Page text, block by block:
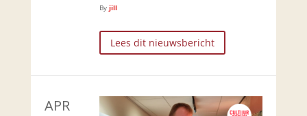
By jill
Lees dit nieuwsbericht
APR